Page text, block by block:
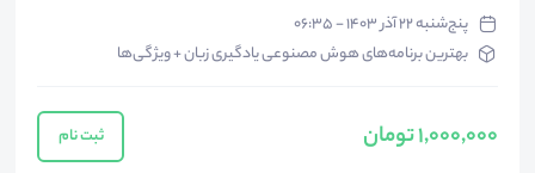
پنج‌شنبه ۲۲ آذر ۱۴۰۳ - ۰۶:۳۵
بهترین برنامه‌های هوش مصنوعی یادگیری زبان + ویژگی‌ها
1,000,000 تومان ثبت نام